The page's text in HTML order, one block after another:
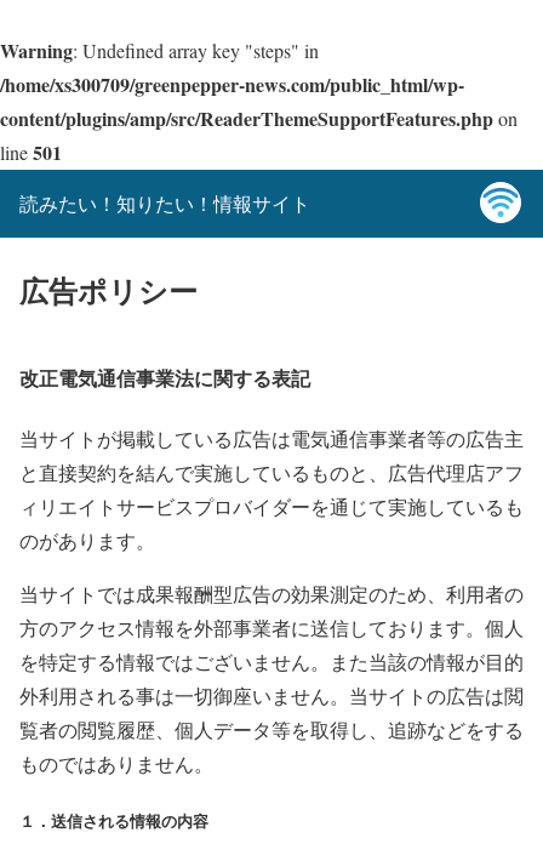
Warning: Undefined array key "steps" in
/home/xs300709/greenpepper-news.com/public_html/wp-
content/plugins/amp/src/ReaderThemeSupportFeatures.phpon
line501
読みたい！知りたい！情報サイト
広告ポリシー
改正電気通信事業法に関する表記
当サイトが掲載している広告は電気通信事業者等の広告主
と直接契約を結んで実施しているものと、広告代理店アフ
ィリエイトサービスプロバイダーを通じて実施しているも
のがあります。
当サイトでは成果報酬型広告の効果測定のため、利用者の
方のアクセス情報を外部事業者に送信しております。個人
を特定する情報ではございません。また当該の情報が目的
外利用される事は一切御座いません。当サイトの広告は閲
覧者の閲覧履歴、個人データ等を取得し、追跡などをする
ものではありません。
１．送信される情報の内容